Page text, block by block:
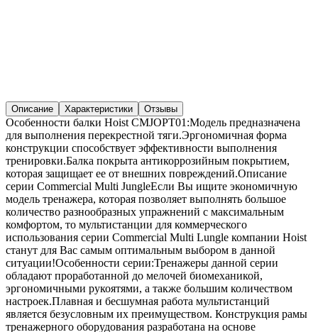
Описание Характеристики Отзывы
Особенности балки Hoist CMJOPT01:Модель предназначена
для выполнения перекрестной тяги.Эргономичная форма
конструкции способствует эффективности выполнения
тренировки.Балка покрыта антикоррозийным покрытием,
которая защищает ее от внешних повреждений.Описание
серии Commercial Multi JungleЕсли Вы ищите экономичную
модель тренажера, которая позволяет выполнять большое
количество разнообразных упражнений с максимальным
комфортом, то мультистанции для коммерческого
использования серии Commercial Multi Lungle компании Hoist
станут для Вас самым оптимальным выбором в данной
ситуации!Особенности серии:Тренажеры данной серии
обладают проработанной до мелочей биомеханикой,
эргономичными рукоятями, а также большим количеством
настроек.Плавная и бесшумная работа мультистанций
является безусловным их преимуществом. Конструкция рамы
тренажерного оборудования разработана на основе